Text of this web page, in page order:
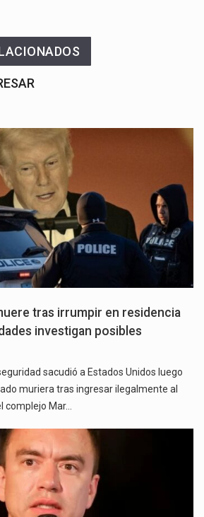
tras irrumpir en residencia
investigan posibles
sacudió a Estados Unidos luego
muriera tras ingresar ilegalmente al
Mar…